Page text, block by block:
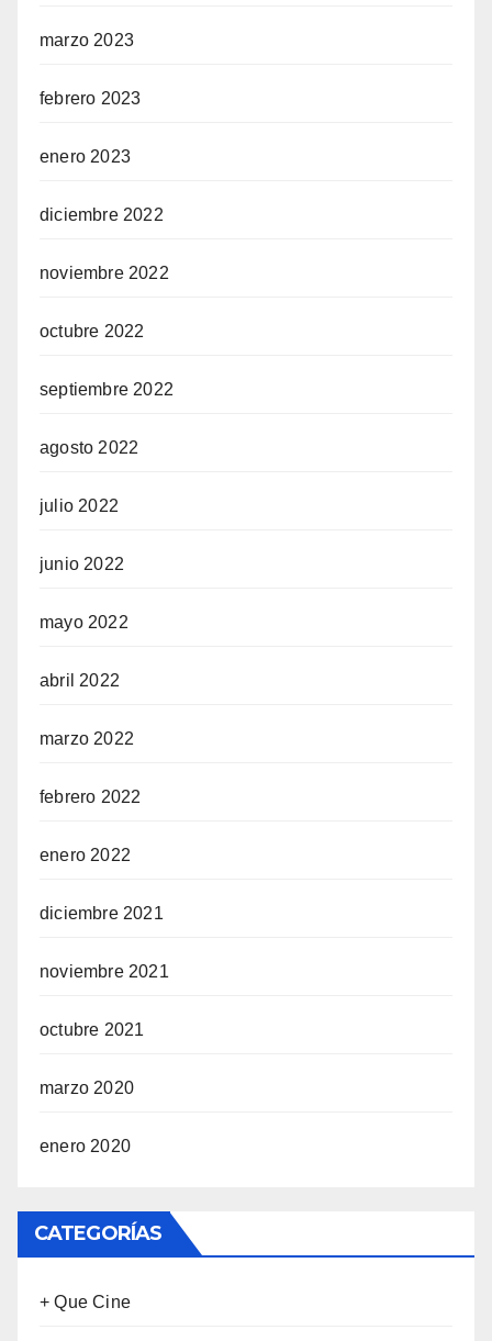
marzo 2023
febrero 2023
enero 2023
diciembre 2022
noviembre 2022
octubre 2022
septiembre 2022
agosto 2022
julio 2022
junio 2022
mayo 2022
abril 2022
marzo 2022
febrero 2022
enero 2022
diciembre 2021
noviembre 2021
octubre 2021
marzo 2020
enero 2020
CATEGORÍAS
+ Que Cine